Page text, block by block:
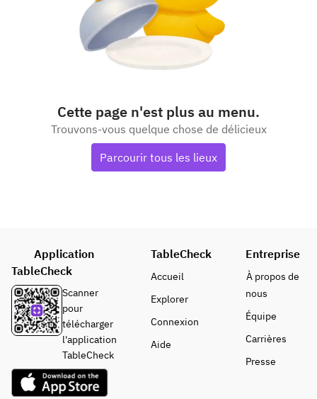
Cette page n'est plus au menu.
Trouvons-vous quelque chose de délicieux
Parcourir tous les lieux
Application
TableCheck
Scanner
pour
télécharger
l'application
TableCheck
TableCheck
Accueil
Explorer
Connexion
Aide
Entreprise
À propos de
nous
Équipe
Carrières
Presse